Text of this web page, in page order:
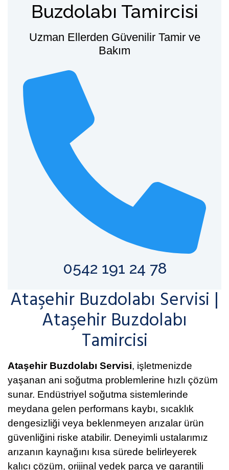
Buzdolabı Tamircisi
Uzman Ellerden Güvenilir Tamir ve
Bakım
0542 191 24 78
Ataşehir Buzdolabı Servisi |
Ataşehir Buzdolabı
Tamircisi
Ataşehir Buzdolabı Servisi, işletmenizde
yaşanan ani soğutma problemlerine hızlı çözüm
sunar. Endüstriyel soğutma sistemlerinde
meydana gelen performans kaybı, sıcaklık
dengesizliği veya beklenmeyen arızalar ürün
güvenliğini riske atabilir. Deneyimli ustalarımız
arızanın kaynağını kısa sürede belirleyerek
kalıcı çözüm, orijinal yedek parça ve garantili